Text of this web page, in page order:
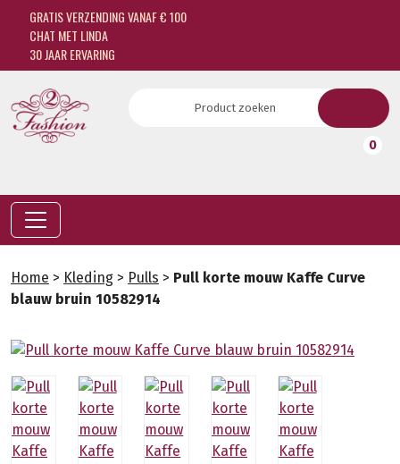
GRATIS VERZENDING VANAF € 100
CHAT MET LINDA
30 JAAR ERVARING
0
Home > Kleding > Pulls > Pull korte mouw Kaffe Curve
blauw bruin 10582914